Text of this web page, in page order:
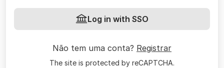
Log in with SSO
Não tem uma conta? Registrar
The site is protected by reCAPTCHA.